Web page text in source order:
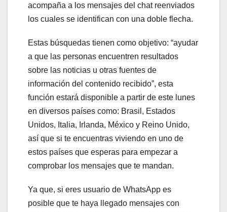
acompaña a los mensajes del chat reenviados
los cuales se identifican con una doble flecha.
Estas búsquedas tienen como objetivo: “ayudar
a que las personas encuentren resultados
sobre las noticias u otras fuentes de
información del contenido recibido”, esta
función estará disponible a partir de este lunes
en diversos países como: Brasil, Estados
Unidos, Italia, Irlanda, México y Reino Unido,
así que si te encuentras viviendo en uno de
estos países que esperas para empezar a
comprobar los mensajes que te mandan.
Ya que, si eres usuario de WhatsApp es
posible que te haya llegado mensajes con